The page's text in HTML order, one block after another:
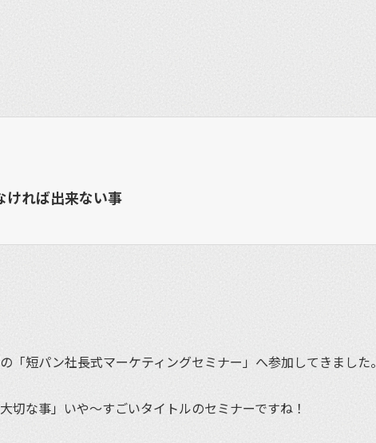
ければ出来ない事
「短パン社長式マーケティングセミナー」へ参加してきました。
切な事」いや〜すごいタイトルのセミナーですね！